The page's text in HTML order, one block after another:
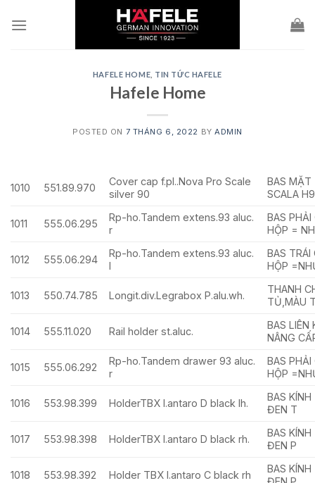
HAFELE HOME TIN TỨC HAFELE
Hafele Home
POSTED ON 7 THÁNG 6, 2022 BYADMIN
1010 551.89.970
Cover cap f.pl..Nova Pro Scale
silver 90
BAS MẶT
SCALA
1011 555.06.295
Rp-ho.Tandem extens.93 aluc.
r
BAS PHẢI
HỘP =
1012 555.06.294
Rp-ho.Tandem extens.93 aluc.
l
BAS TRÁI
HỘP
1013 550.74.785 Longit.div.Legrabox P.alu.wh.
THANH
TỦ,MÀU
1014 555.11.020 Rail holder st.aluc.
BAS LIÊN
NÂNG
1015 555.06.292
Rp-ho.Tandem drawer 93 aluc.
r
BAS PHẢI
HỘP
1016 553.98.399 HolderTBX I.antaro D black lh.
BAS
ĐEN T
1017 553.98.398 HolderTBX I.antaro D black rh.
BAS
ĐEN P
1018 553.98.392 Holder TBX I.antaro C black rh
BAS